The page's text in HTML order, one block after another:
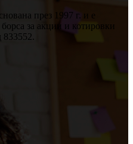
през 1997 г. и е
за акции и котировки
833552.